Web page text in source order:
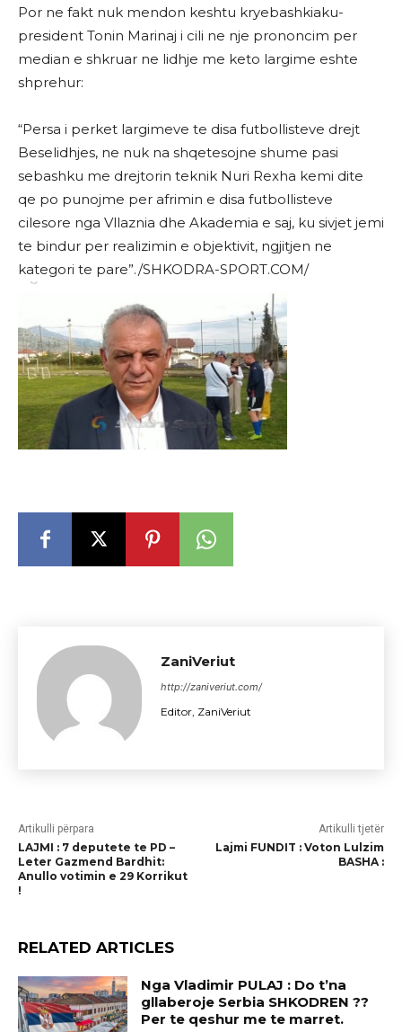
Por ne fakt nuk mendon keshtu kryebashkiaku-
president Tonin Marinaj i cili ne nje prononcim per
median e shkruar ne lidhje me keto largime eshte
shprehur:
“Persa i perket largimeve te disa futbollisteve drejt
Beselidhjes, ne nuk na shqetesojne shume pasi
sebashku me drejtorin teknik Nuri Rexha kemi dite
qe po punojme per afrimin e disa futbollisteve
cilesore nga Vllaznia dhe Akademia e saj, ku sivjet jemi
te bindur per realizimin e objektivit, ngjitjen ne
kategori te pare”./SHKODRA-SPORT.COM/
ZaniVeriut
http://zaniveriut.com/
Editor, ZaniVeriut
Artikulli përpara
LAJMI : 7 deputete te PD –
Leter Gazmend Bardhit:
Anullo votimin e 29 Korrikut
!
Artikulli tjetër
Lajmi FUNDIT : Voton Lulzim
BASHA :
RELATED ARTICLES
Nga Vladimir PULAJ : Do t’na
gllaberoje Serbia SHKODREN ??
Per te qeshur me te marret.